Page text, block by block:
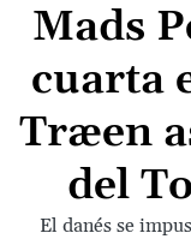
Mads
cuarta
Træen
del
El danés se